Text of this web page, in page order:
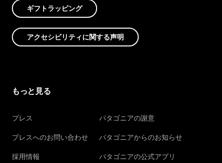
ギフトラッピング
アクセシビリティに関する声明
もっと見る
プレス
プレスへのお問い合わせ
採用情報
パタゴニアの謝意
パタゴニアからのお知らせ
パタゴニアの公式アプリ